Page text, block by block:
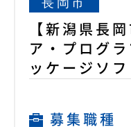
長岡市
【新潟県長
ア・プログ
ッケージソ
募集職種